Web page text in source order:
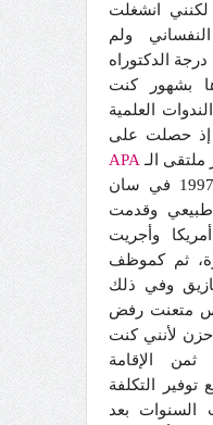
لكنني انشغلت
ولم
الدكتوراه
1996 وبعدها بشهور كنت
العلمية
إذ حصلت على
الـAPA
السنوي المنعقد سنتها 1997 في سان
وقدمت
وأجريت
ثم كموظف
وفي ذلك
متعنت رفض
لأنني كنت
الإقامة
التكلفة
بعد